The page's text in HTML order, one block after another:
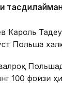
Кароль
Польша
100 фоизи